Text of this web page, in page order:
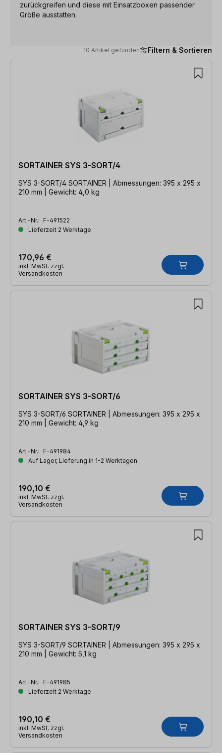
zurückgreifen und diese mit Einsatzboxen passender
Größe ausstatten.
10 Artikel gefunden Filtern & Sortieren
10 Artikel gefunden
SORTAINER SYS 3-SORT/4
SYS 3-SORT/4 SORTAINER | Abmessungen: 395 x 295 x
210 mm | Gewicht: 4,0 kg
Art.-Nr.: F-491522
Lieferzeit 2 Werktage
170,96 €
inkl. MwSt. zzgl.
Versandkosten
SORTAINER SYS 3-SORT/6
SYS 3-SORT/6 SORTAINER | Abmessungen: 395 x 295 x
210 mm | Gewicht: 4,9 kg
Art.-Nr.: F-491984
Auf Lager, Lieferung in 1-2 Werktagen
190,10 €
inkl. MwSt. zzgl.
Versandkosten
SORTAINER SYS 3-SORT/9
SYS 3-SORT/9 SORTAINER | Abmessungen: 395 x 295 x
210 mm | Gewicht: 5,1 kg
Art.-Nr.: F-491985
Lieferzeit 2 Werktage
190,10 €
inkl. MwSt. zzgl.
Versandkosten